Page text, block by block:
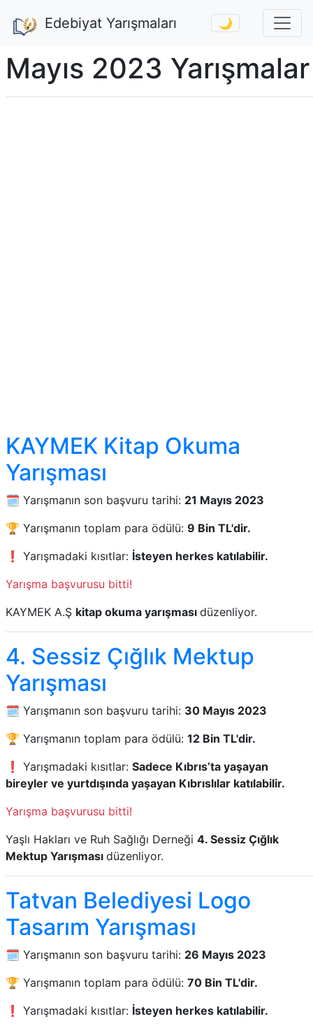
Edebiyat Yarışmaları 🌙
Mayıs 2023 Yarışmalar
KAYMEK Kitap Okuma
Yarışması
🗓️ Yarışmanın son başvuru tarihi: 21 Mayıs 2023
🏆 Yarışmanın toplam para ödülü: 9 Bin TL'dir.
❗ Yarışmadaki kısıtlar: İsteyen herkes katılabilir.
Yarışma başvurusu bitti!
KAYMEK A.Ş kitap okuma yarışması düzenliyor.
4. Sessiz Çığlık Mektup
Yarışması
🗓️ Yarışmanın son başvuru tarihi: 30 Mayıs 2023
🏆 Yarışmanın toplam para ödülü: 12 Bin TL'dir.
❗ Yarışmadaki kısıtlar: Sadece Kıbrıs’ta yaşayan
bireyler ve yurtdışında yaşayan Kıbrıslılar katılabilir.
Yarışma başvurusu bitti!
Yaşlı Hakları ve Ruh Sağlığı Derneği 4. Sessiz Çığlık
Mektup Yarışması düzenliyor.
Tatvan Belediyesi Logo
Tasarım Yarışması
🗓️ Yarışmanın son başvuru tarihi: 26 Mayıs 2023
🏆 Yarışmanın toplam para ödülü: 70 Bin TL'dir.
❗ Yarışmadaki kısıtlar: İsteyen herkes katılabilir.